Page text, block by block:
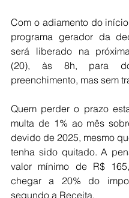
Com o adiamento do
programa gerador da
será liberado na
(20), às 8h, para
preenchimento, mas sem
Quem perder o prazo
multa de 1% ao mês
devido de 2025, mesmo
tenha sido quitado. A
valor mínimo de R$
chegar a 20% do
segundo a Receita.